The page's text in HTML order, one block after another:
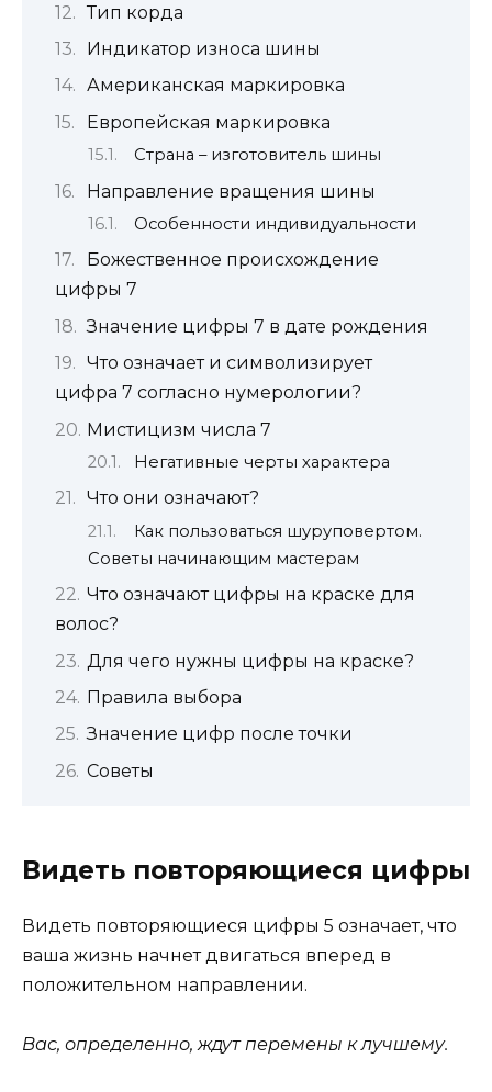
Тип корда
Индикатор износа шины
Американская маркировка
Европейская маркировка
Страна – изготовитель шины
Направление вращения шины
Особенности индивидуальности
Божественное происхождение
цифры 7
Значение цифры 7 в дате рождения
Что означает и символизирует
цифра 7 согласно нумерологии?
Мистицизм числа 7
Негативные черты характера
Что они означают?
Как пользоваться шуруповертом.
Советы начинающим мастерам
Что означают цифры на краске для
волос?
Для чего нужны цифры на краске?
Правила выбора
Значение цифр после точки
Советы
Видеть повторяющиеся цифры
Видеть повторяющиеся цифры 5 означает, что
ваша жизнь начнет двигаться вперед в
положительном направлении.
Вас, определенно, ждут перемены к лучшему.